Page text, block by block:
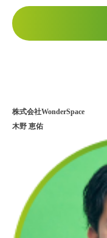
株式会社WonderSpace
木野 恵佑